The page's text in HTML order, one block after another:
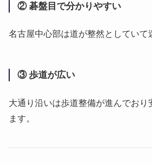
② 碁盤目で分かりやすい
名古屋中心部は道が整然としていて
③ 歩道が広い
大通り沿いは歩道整備が進んでおり
ます。